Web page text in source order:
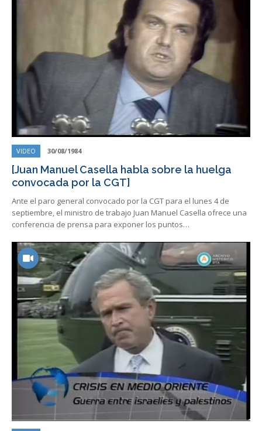
VIDEO 30/08/1984
[Juan Manuel Casella habla sobre la huelga
convocada por la CGT]
Ante el paro general convocado por la CGT para el lunes 4 de
septiembre, el ministro de trabajo Juan Manuel Casella ofrece una
conferencia de prensa para exponer los puntos…